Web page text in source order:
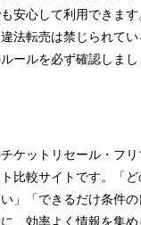
安心して利用できま
法転売は禁じられて
ールを必ず確認しまし
ケットリセール・フ
比較サイトです。「
」「できるだけ条件
、効率よく情報を集